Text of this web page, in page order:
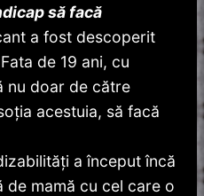
să facă
a fost descoperit
de 19 ani, cu
nu doar de către
acestuia, să facă
a început încă
de mamă cu cel care o